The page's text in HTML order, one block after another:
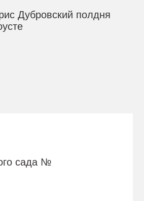
Дубровский полдня
сада №